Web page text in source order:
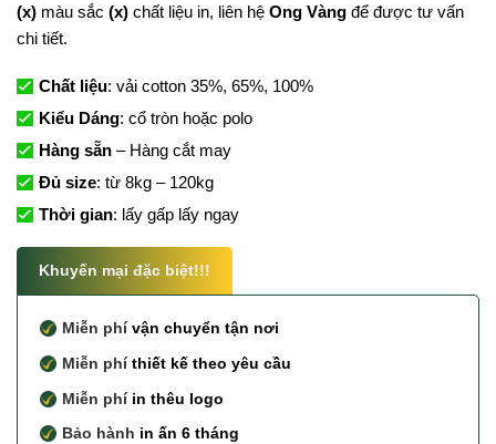
(x)màu sắc (x) chất liệu in, liên hệ Ong Vàngđể được tư vấn
chi tiết.
Chất liệu: vải cotton 35%, 65%, 100%
Kiểu Dáng: cổ tròn hoặc polo
Hàng sẵn– Hàng cắt may
Đủ size: từ 8kg – 120kg
Thời gian: lấy gấp lấy ngay
Khuyến mại đặc biệt!!!
Miễn phívận chuyển tận nơi
Miễn phíthiết kế theo yêu cầu
Miễn phíin thêu logo
Bảo hành in ấn 6 tháng